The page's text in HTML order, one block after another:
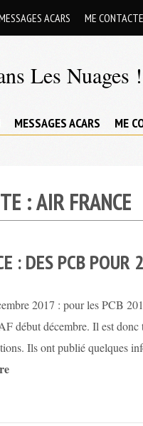
ACARS ME
Les Nuages !
MESSAGES ACARS ME
:AIR FRANCE
: DES PCB POUR
2017 : pour les PCB
début décembre. Il est
Ils ont publié quelques